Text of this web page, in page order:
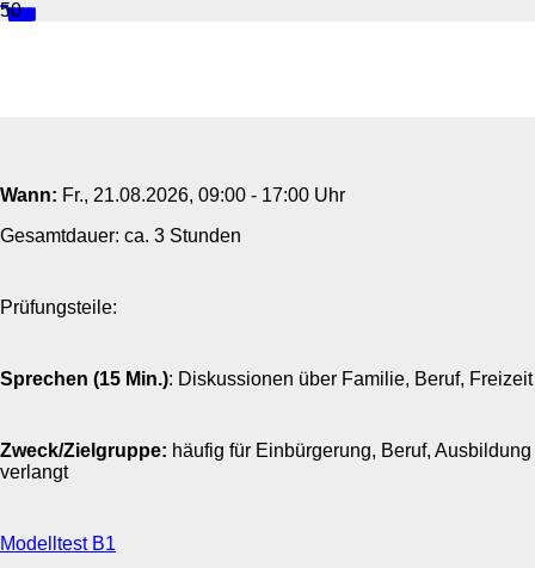
Wann: Fr., 21.08.2026, 09:00 - 17:00 Uhr
Gesamtdauer: ca. 3 Stunden
Prüfungsteile:
Sprechen (15 Min.): Diskussionen über Familie, Beruf, Freizeit
Zweck/Zielgruppe: häufig für Einbürgerung, Beruf, Ausbildung
verlangt
Modelltest B1